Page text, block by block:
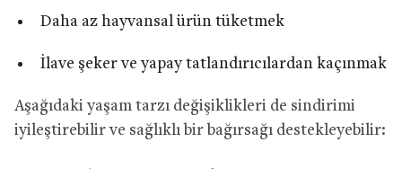
Daha az hayvansal ürün tüketmek
İlave şeker ve yapay tatlandırıcılardan kaçınmak
Aşağıdaki yaşam tarzı değişiklikleri de sindirimi
iyileştirebilir ve sağlıklı bir bağırsağı destekleyebilir: